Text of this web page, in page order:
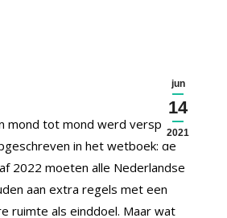
jun
14
2021
mond tot mond werd verspreid,
in het wetboek: de
2022 moeten alle Nederlandse
aan extra regels met een
ruimte als einddoel. Maar wat